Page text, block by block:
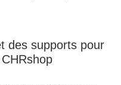
des supports pour